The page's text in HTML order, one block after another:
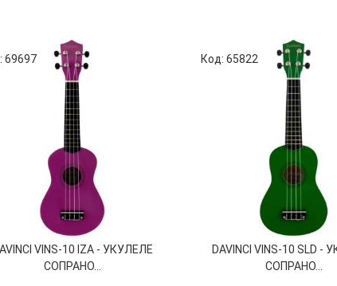
69697
VINS-10 IZA - УКУЛЕЛЕ
СОПРАНО...
Код: 65822
DAVINCI VINS-10 SLD -
СОПРАНО...